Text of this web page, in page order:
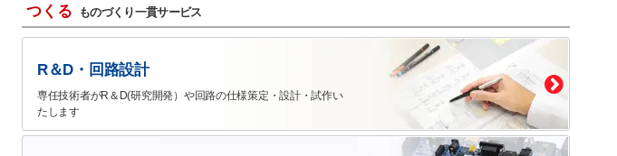
つくる ものづくり一貫サービス
R＆D・回路設計
専任技術者がR＆D(研究開発）や回路の仕様策定・設計・試作い
たします